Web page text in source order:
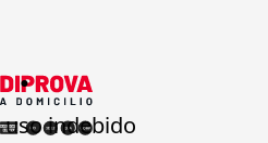
.
indebido